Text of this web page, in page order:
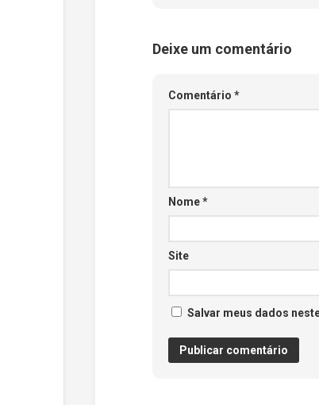
Deixe um comentário
Comentário *
Nome*
Site
Salvar meus dados